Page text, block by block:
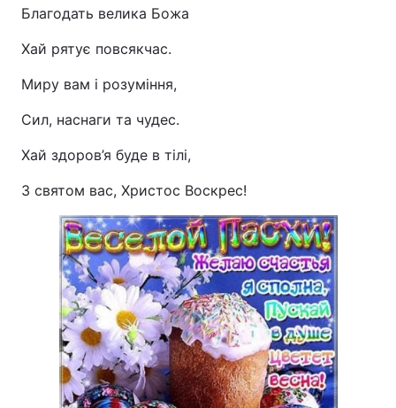
Благодать велика Божа
Хай рятує повсякчас.
Миру вам і розуміння,
Сил, наснаги та чудес.
Хай здоров’я буде в тілі,
З святом вас, Христос Воскрес!